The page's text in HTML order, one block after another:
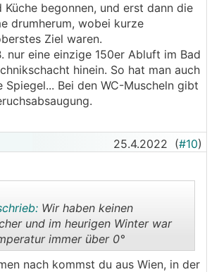
begonnen, und erst dann die
drumherum, wobei kurze
Ziel waren.
nur eine einzige 150er Abluft im Bad
hinein. So hat man auch
Spiegel... Bei den WC-Muscheln gibt
25.4.2022 (#10)
..
Wir haben keinen
und im heurigen Winter war
immer über 0°
nach kommst du aus Wien, in der